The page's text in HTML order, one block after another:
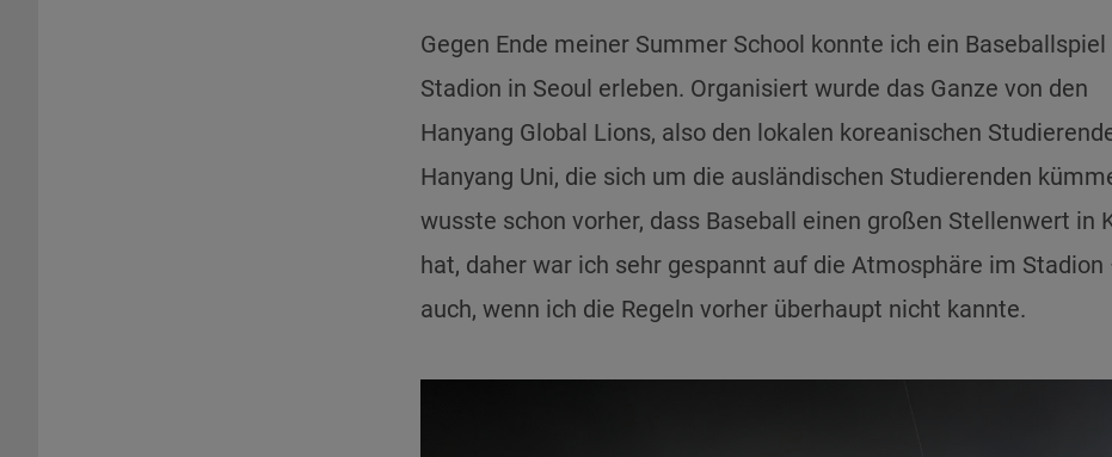
Gegen Ende meiner Summer School konnte ich ein
Stadion in Seoul erleben. Organisiert wurde das Ganze von den
Hanyang Global Lions, also den lokalen koreanischen
Hanyang Uni, die sich um die ausländischen Studierenden
wusste schon vorher, dass Baseball einen großen Stellenwert in
hat, daher war ich sehr gespannt auf die Atmosphäre im Stadion
auch, wenn ich die Regeln vorher überhaupt nicht kannte.